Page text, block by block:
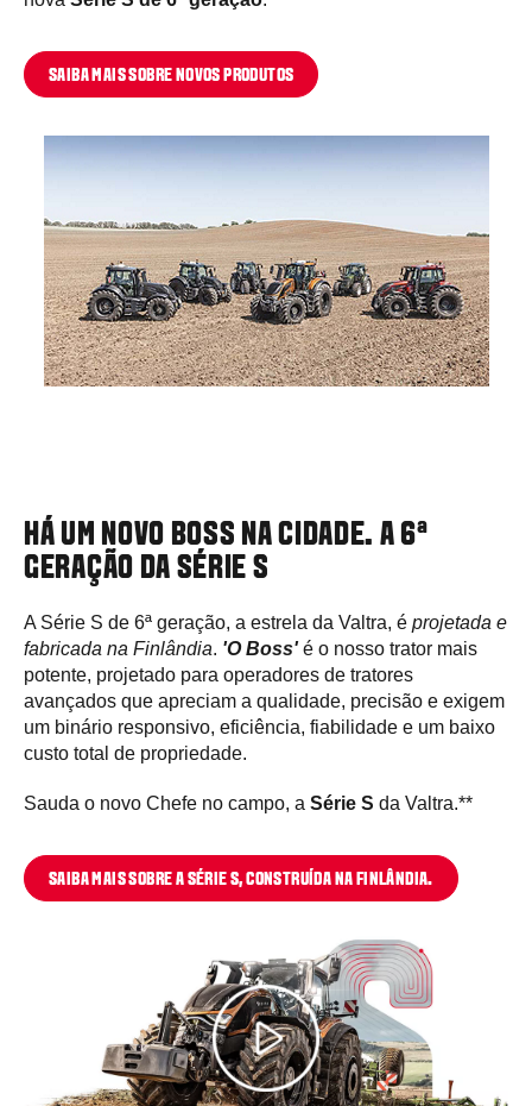
SAIBA MAIS SOBRE NOVOS PRODUTOS
HÁ UM NOVO BOSS NA CIDADE. A 6ª
GERAÇÃO DA SÉRIE S
A Série S de 6ª geração, a estrela da Valtra, é projetada e
fabricada na Finlândia. 'O Boss'é o nosso trator mais
potente, projetado para operadores de tratores
avançados que apreciam a qualidade, precisão e exigem
um binário responsivo, eficiência, fiabilidade e um baixo
custo total de propriedade.
Sauda o novo Chefe no campo, a Série S da Valtra.**
SAIBA MAIS SOBRE A SÉRIE S, CONSTRUÍDA NA FINLÂNDIA.